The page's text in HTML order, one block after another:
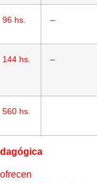
96 hs. –
144 hs. –
560 hs.